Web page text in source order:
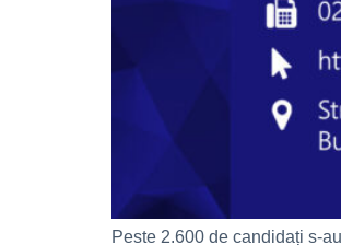
Peste 2.600 de candidați s-